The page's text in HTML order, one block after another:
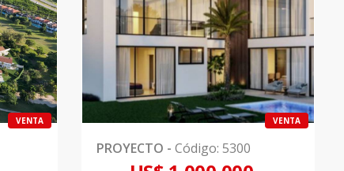
VENTA VENTA
PROYECTO - Código: 5300